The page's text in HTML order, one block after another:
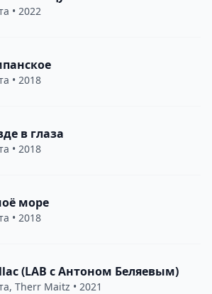
• 2022
• 2018
в глаза
• 2018
море
• 2018
(LAB с Антоном Беляевым)
, Therr Maitz • 2021